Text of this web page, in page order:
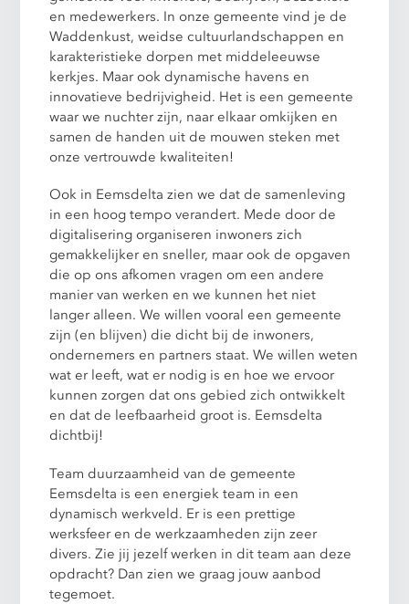
en medewerkers. In onze gemeente vind je de
Waddenkust, weidse cultuurlandschappen en
karakteristieke dorpen met middeleeuwse
kerkjes. Maar ook dynamische havens en
innovatieve bedrijvigheid. Het is een gemeente
waar we nuchter zijn, naar elkaar omkijken en
samen de handen uit de mouwen steken met
onze vertrouwde kwaliteiten!
Ook in Eemsdelta zien we dat de samenleving
in een hoog tempo verandert. Mede door de
digitalisering organiseren inwoners zich
gemakkelijker en sneller, maar ook de opgaven
die op ons afkomen vragen om een andere
manier van werken en we kunnen het niet
langer alleen. We willen vooral een gemeente
zijn (en blijven) die dicht bij de inwoners,
ondernemers en partners staat. We willen weten
wat er leeft, wat er nodig is en hoe we ervoor
kunnen zorgen dat ons gebied zich ontwikkelt
en dat de leefbaarheid groot is. Eemsdelta
dichtbij!
Team duurzaamheid van de gemeente
Eemsdelta is een energiek team in een
dynamisch werkveld. Er is een prettige
werksfeer en de werkzaamheden zijn zeer
divers. Zie jij jezelf werken in dit team aan deze
opdracht? Dan zien we graag jouw aanbod
tegemoet.